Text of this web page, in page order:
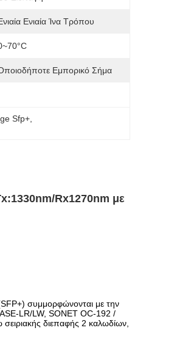
Ενιαία Ίνα Τρόπου
Εμπορικό Σήμα
Sfp+
Rx1270nm με
συμμορφώνονται με την
LR/LW, SONET OC-192 /
διεπαφής 2 καλωδίων,